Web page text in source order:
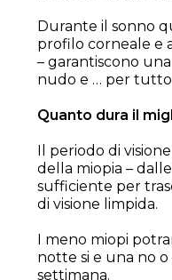
Durante il sonno
profilo corneale e
– garantiscono
nudo e … per tutto
Quanto dura il
Il periodo di
della miopia –
sufficiente per
di visione limpida.
I meno miopi
notte si e una no
settimana.